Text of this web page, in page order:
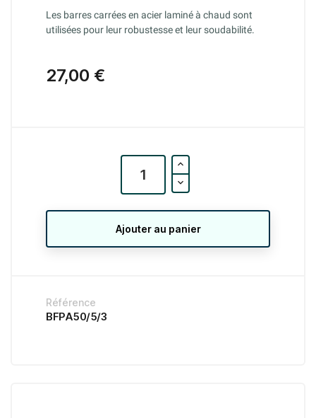
Les barres carrées en acier laminé à chaud sont
utilisées pour leur robustesse et leur soudabilité.
27,00 €
Ajouter au panier
Référence
BFPA50/5/3